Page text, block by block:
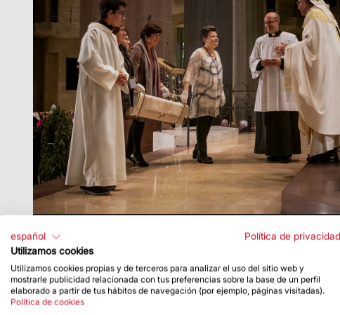
español
Política de privacidad
Utilizamos cookies
Utilizamos cookies propias y de terceros para analizar el uso del sitio web y
mostrarle publicidad relacionada con tus preferencias sobre la base de un perfil
elaborado a partir de tus hábitos de navegación (por ejemplo, páginas visitadas).
Política de cookies